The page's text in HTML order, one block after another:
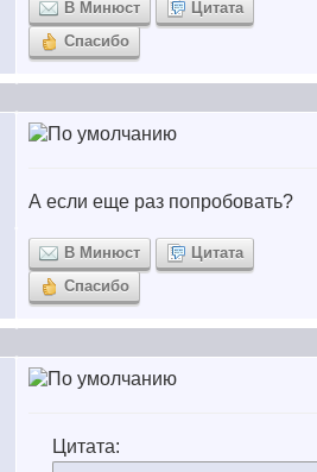
В Минюст
Цитата
Спасибо
А если еще раз попробовать?
В Минюст
Цитата
Спасибо
Цитата: